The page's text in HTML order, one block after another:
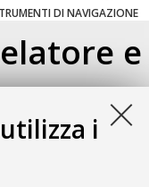
i
DI NAVIGAZIONE
e